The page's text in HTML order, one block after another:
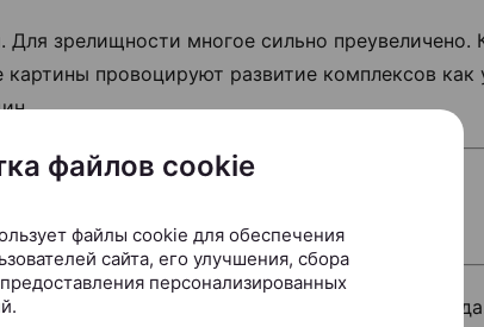
Для зрелищности многое сильно преувеличено.
провоцируют развитие комплексов как
касающиеся здоровья, это абсолютная
файлов cookie
файлы cookie для обеспечения
сайта, его улучшения, сбора
персонализированных